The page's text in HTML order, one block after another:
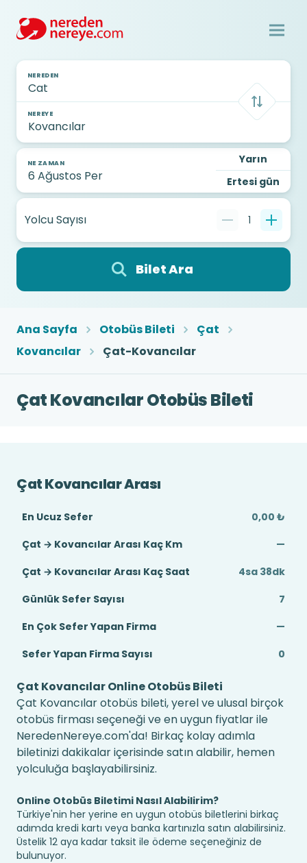
NEREDEN
NEREYE
NE ZAMAN
Yarın
Ertesi gün
Yolcu Sayısı 1
Bilet Ara
Ana Sayfa Otobüs Bileti
Çat
Kovancılar
Çat-Kovancılar
Çat Kovancılar Otobüs Bileti
Çat Kovancılar Arası
En Ucuz Sefer
0,00 ₺
Çat → Kovancılar Arası Kaç Km
—
Çat → Kovancılar Arası Kaç Saat
4sa 38dk
Günlük Sefer Sayısı
7
En Çok Sefer Yapan Firma
—
Sefer Yapan Firma Sayısı
0
Çat Kovancılar Online Otobüs Bileti
Çat Kovancılar otobüs bileti, yerel ve ulusal birçok
otobüs firması seçeneği ve en uygun fiyatlar ile
NeredenNereye.com'da! Birkaç kolay adımla
biletinizi dakikalar içerisinde satın alabilir, hemen
yolculuğa başlayabilirsiniz.
Online Otobüs Biletimi Nasıl Alabilirim?
Türkiye'nin her yerine en uygun otobüs biletlerini birkaç
adımda kredi kartı veya banka kartınızla satın alabilirsiniz.
Üstelik 12 aya kadar taksit ile ödeme seçeneğiniz de
bulunuyor.